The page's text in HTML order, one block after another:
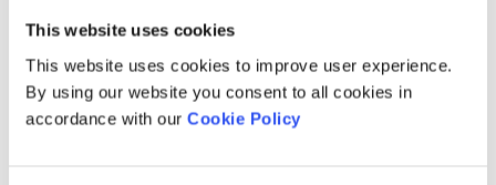
This website uses cookies
This website uses cookies to improve user experience.
By using our website you consent to all cookies in
accordance with our Cookie Policy
www.boskalis.com.